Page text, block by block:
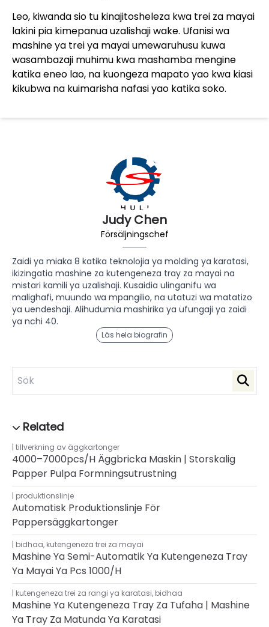
Judy Chen
Försäljningschef
Zaidi ya miaka 8 katika teknolojia ya molding ya karatasi,
ikizingatia mashine za kutengeneza tray za mayai na
mistari kamili ya uzalishaji. Kusaidia ulinganifu wa
malighafi, muundo wa mpangilio, na utatuzi wa matatizo
ya uendeshaji. Alihudumia mashirika ya ufungaji ya zaidi
ya nchi 40.
Läs hela biografin
tillverkning av äggkartonger
4000–7000pcs/h Äggbricka Maskin | Storskalig
Papper Pulpa Formningsutrustning
produktionslinje
Automatisk Produktionslinje För
Pappersäggkartonger
bidhaa, kutengeneza trei za mayai
Mashine Ya Semi-Automatik Ya Kutengeneza Tray
Ya Mayai Ya Pcs 1000/h
kutengeneza trei za rangi ya karatasi, bidhaa
Mashine Ya Kutengeneza Tray Za Tufaha | Mashine
Ya Tray Za Matunda Ya Karatasi
Leo, kiwanda sio tu kinajitosheleza kwa trei za mayai
lakini pia kimepanua uzalishaji wake. Ufanisi wa
mashine ya trei ya mayai umewaruhusu kuwa
wasambazaji muhimu kwa mashamba mengine
katika eneo lao, na kuongeza mapato yao kwa kiasi
kikubwa na kuimarisha nafasi yao katika soko.